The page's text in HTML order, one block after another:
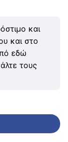
και
και στο
εδώ
τους